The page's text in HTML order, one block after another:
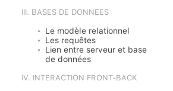
III. BASES DE DONNEES
Le modèle relationnel
Les requêtes
Lien entre serveur et base
de données
IV. INTERACTION FRONT-BACK